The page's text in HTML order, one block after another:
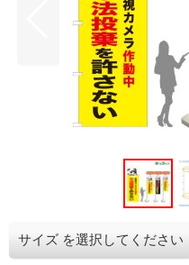
サイズ を選択してください